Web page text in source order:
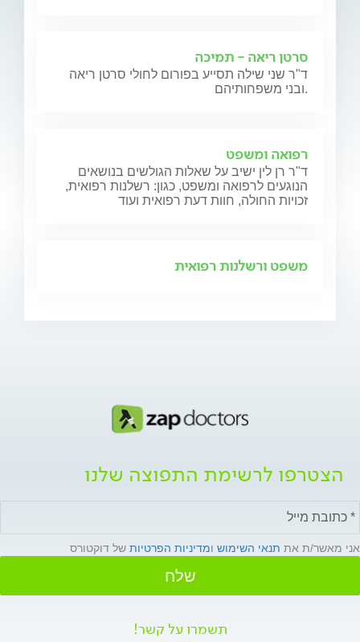
סרטן ריאה - תמיכה
ד"ר שני שילה תסייע בפורום לחולי סרטן ריאה
ובני משפחותיהם.
רפואה ומשפט
ד"ר רן לין ישיב על שאלות הגולשים בנושאים
הנוגעים לרפואה ומשפט, כגון: רשלנות רפואית,
זכויות החולה, חוות דעת רפואית ועוד
משפט ורשלנות רפואית
הצטרפו לרשימת התפוצה שלנו
אני מאשר/ת את תנאי השימוש ומדיניות הפרטיות של דוקטורס
שלח
תשמרו על קשר!